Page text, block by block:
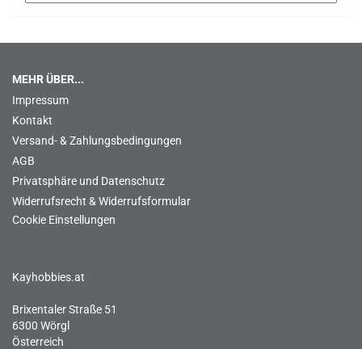
MEHR ÜBER...
Impressum
Kontakt
Versand- & Zahlungsbedingungen
AGB
Privatsphäre und Datenschutz
Widerrufsrecht & Widerrufsformular
Cookie Einstellungen
Kayhobbies.at
Brixentaler Straße 51
6300 Wörgl
Österreich